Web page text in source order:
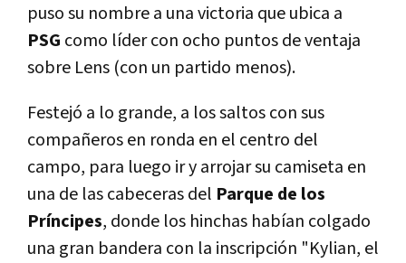
puso su nombre a una victoria que ubica a
PSG como líder con ocho puntos de ventaja
sobre Lens (con un partido menos).
Festejó a lo grande, a los saltos con sus
compañeros en ronda en el centro del
campo, para luego ir y arrojar su camiseta en
una de las cabeceras del Parque de los
Príncipes, donde los hinchas habían colgado
una gran bandera con la inscripción "Kylian, el